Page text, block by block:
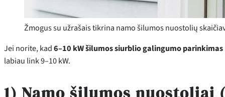
Žmogus su užrašais tikrina namo šilumos nuostolių
Jei norite, kad6–10 kW šilumos siurblio galingumo parinkimas
labiau link 9–10 kW.